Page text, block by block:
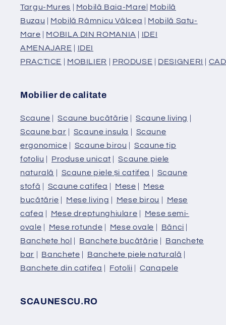
Targu-Mures | Mobilă Baia-Mare| Mobilă
Buzau | Mobilă Râmnicu Vâlcea | Mobilă Satu-
Mare | MOBILA DIN ROMANIA | IDEI
AMENAJARE | IDEI
PRACTICE | MOBILIER | PRODUSE | DESIGNERI |
Mobilier de calitate
Scaune |Scaune bucătărie | Scaune living |
Scaune bar | Scaune insula | Scaune
ergonomice | Scaune birou | Scaune tip
fotoliu | Produse unicat |Scaune piele
naturală | Scaune piele și catifea | Scaune
stofă | Scaune catifea | Mese | Mese
bucătărie | Mese living | Mese birou | Mese
cafea | Mese dreptunghiulare | Mese semi-
ovale | Mese rotunde | Mese ovale | Bănci |
Banchete hol | Banchete bucătărie | Banchete
bar | Banchete | Banchete piele naturală |
Banchete din catifea | Fotolii |Canapele
SCAUNESCU.RO